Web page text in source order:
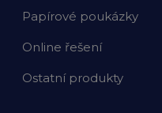
Papírové poukázky
Online řešení
Ostatní produkty